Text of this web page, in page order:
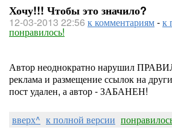
Хочу!!! Чтобы это значило?
12-03-2013 22:56 к комментариям-к
понравилось!
Автор неоднократно нарушил
реклама и размещение ссылок на
пост удален, а автор - ЗАБАНЕН!
вверх^ к полной версии